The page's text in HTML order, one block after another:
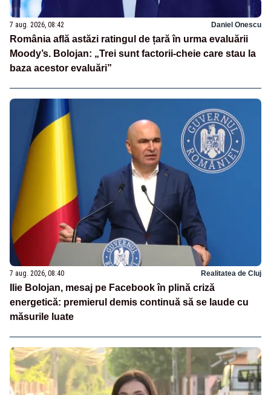
7 aug. 2026, 08:42 Daniel Onescu
România află astăzi ratingul de țară în urma evaluării
Moody’s. Bolojan: „Trei sunt factorii-cheie care stau la
baza acestor evaluări”
7 aug. 2026, 08:40 Realitatea de Cluj
Ilie Bolojan, mesaj pe Facebook în plină criză
energetică: premierul demis continuă să se laude cu
măsurile luate